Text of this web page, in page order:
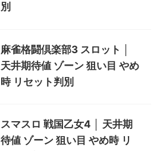
別
麻雀格闘倶楽部3 スロット │
天井期待値 ゾーン 狙い目 やめ
時 リセット判別
スマスロ 戦国乙女4 │ 天井期
待値 ゾーン 狙い目 やめ時 リ